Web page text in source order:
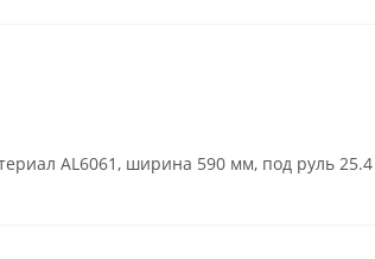
AL6061, ширина 590 мм, под руль